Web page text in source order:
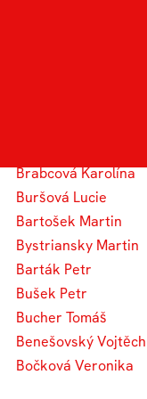
Brabcová Karolína
Buršová Lucie
Bartošek Martin
Bystriansky Martin
Barták Petr
Bušek Petr
Bucher Tomáš
Benešovský Vojtěch
Bočková Veronika